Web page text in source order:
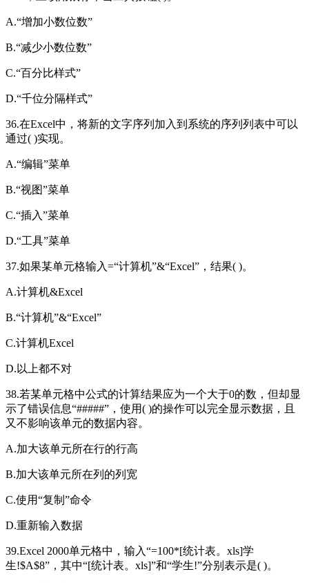
A.“增加小数位数”
B.“减少小数位数”
C.“百分比样式”
D.“千位分隔样式”
36.在Excel中，将新的文字序列加入到系统的序列列表中可以
通过( )实现。
A.“编辑”菜单
B.“视图”菜单
C.“插入”菜单
D.“工具”菜单
37.如果某单元格输入=“计算机”&“Excel”，结果( )。
A.计算机&Excel
B.“计算机”&“Excel”
C.计算机Excel
D.以上都不对
38.若某单元格中公式的计算结果应为一个大于0的数，但却显
示了错误信息“#####”，使用( )的操作可以完全显示数据，且
又不影响该单元的数据内容。
A.加大该单元所在行的行高
B.加大该单元所在列的列宽
C.使用“复制”命令
D.重新输入数据
39.Excel 2000单元格中，输入“=100*[统计表。xls]学
生!$A$8”，其中“[统计表。xls]”和“学生!”分别表示是( )。